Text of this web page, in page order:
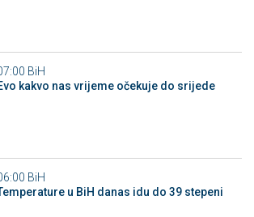
BiH
kakvo nas vrijeme očekuje do srijede
BiH
u BiH danas idu do 39 stepeni